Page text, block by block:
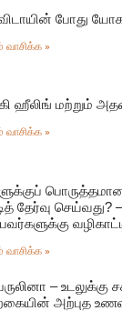
போது
வாசிக்க »
ஹீலிங் மற்றும்
வாசிக்க »
தேர்வு செய்வது?
வாசிக்க »
– உடலுக்கு
அற்புத